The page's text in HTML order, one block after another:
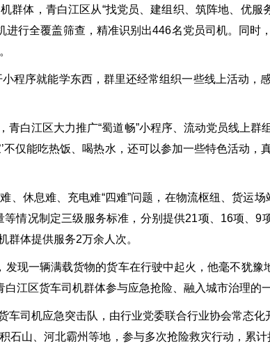
体，青白江区从“找党员、建组织、筑阵地、优服
行全覆盖筛查，精准识别出446名党员司机。同时
程序就能学东西，群里还经常组织一些线上活动，
白江区大力推广“蜀道畅”小程序、流动党员线上群
仅能吃热饭、喝热水，还可以参加一些特色活动，
休息难、充电难“四难”问题，在物流枢纽、货运
情况制定三级服务标准，分别提供21项、16项、
群体提供服务2万余人次。
现一辆满载货物的货车在行驶中起火，他毫不犹
江区货车司机群体参与应急抢险、融入城市治理的
车司机应急突击队，由行业党委联合行业协会常态
山、河北霸州等地，参与多次抢险救灾行动，累